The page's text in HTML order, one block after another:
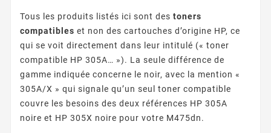
Tous les produits listés ici sont des toners
compatibles et non des cartouches d’origine HP, ce
qui se voit directement dans leur intitulé (« toner
compatible HP 305A… »). La seule différence de
gamme indiquée concerne le noir, avec la mention «
305A/X » qui signale qu’un seul toner compatible
couvre les besoins des deux références HP 305A
noire et HP 305X noire pour votre M475dn.